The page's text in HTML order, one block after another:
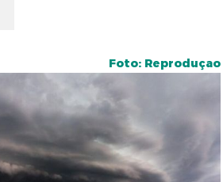
Foto: Reproduçao